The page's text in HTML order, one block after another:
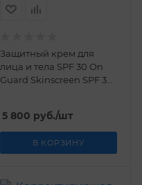
Защитный крем для
лица и тела SPF 30 On
Guard Skinscreen SPF 30
5 800 руб./шт
В КОРЗИНУ